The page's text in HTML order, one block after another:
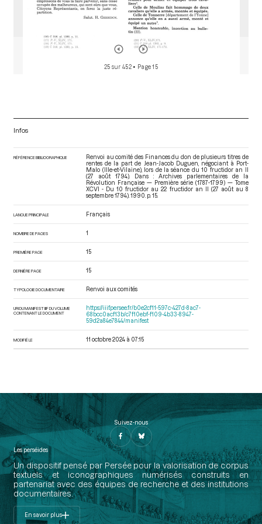
25 sur 452 • Page 15
Infos
RÉFÉRENCE BIBLIOGRAPHIQUE
Renvoi au comité des Finances du don de plusieurs titres de
rentes de la part de Jean-Jacob Duguen, négociant à Port-
Malo (Ille-et-Vilaine), lors de la séance du 10 fructidor an II
(27 août 1794). Dans : Archives parlementaires de la
Révolution Française — Première série (1787-1799) — Tome
XCVI - Du 10 fructidor au 22 fructidor an II (27 août au 8
septembre 1794) . 1990. p. 15.
LANGUE PRINCIPALE Français
NOMBRE DE PAGES 1
PREMIÈRE PAGE 15
DERNIÈRE PAGE 15
TYPOLOGIE DOCUMENTAIRE Renvoi aux comités
URI DU MANIFEST IIIF DU VOLUME
CONTENANT LE DOCUMENT
https://iiif.persee.fr/b0e2cf11-597c-427d-8ac7-
68bcc0acf13b/c7f10ebf-f109-4b33-8947-
59d2a84e7844/manifest
MODIFIÉ LE 11 octobre 2024 à 07:15
Suivez-nous
Les perséides
Un dispositif pensé par Persée pour la valorisation de corpus
textuels et iconographiques numérisés construits en
partenariat avec des équipes de recherche et des institutions
documentaires.
En savoir plus